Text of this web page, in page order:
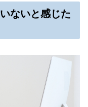
ないと感じた